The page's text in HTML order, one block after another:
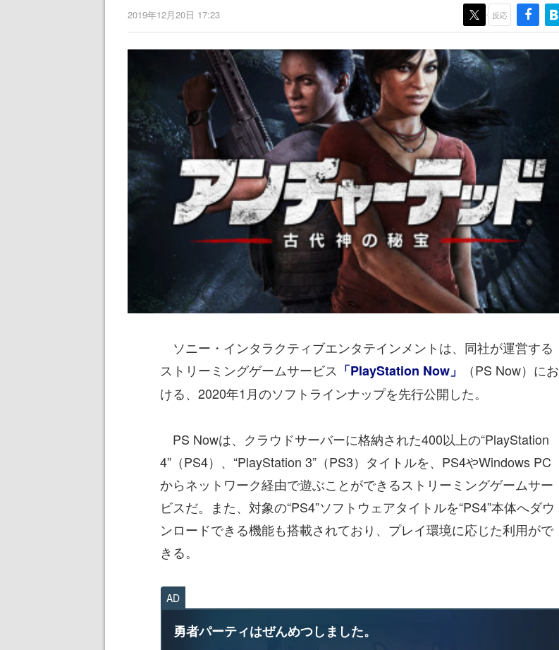
2019年12月20日 17:23 反応
ソニー・インタラクティブエンタテインメントは、同社が運営する
ストリーミングゲームサービス 「PlayStation Now」
（PS Now）にお
ける、2020年1月のソフトラインナップを先行公開した。
PS Nowは、クラウドサーバーに格納された400以上の“PlayStation
4”（PS4）、“PlayStation 3”（PS3）タイトルを、PS4やWindows PC
からネットワーク経由で遊ぶことができるストリーミングゲームサー
ビスだ。また、対象の“PS4”ソフトウェアタイトルを“PS4”本体へダウ
ンロードできる機能も搭載されており、プレイ環境に応じた利用がで
きる。
AD
勇者パーティはぜんめつしました。